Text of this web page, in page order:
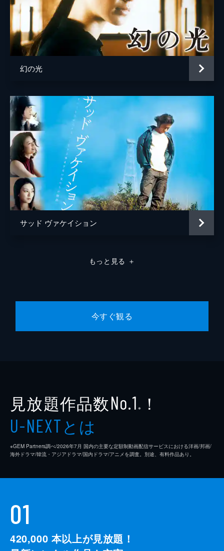
幻の光
サッド ヴァケイション
もっと見る ＋
今すぐ観る
見放題作品数No.1 ※ ！
U-NEXTとは
※GEM Partners調べ/2026年7⽉ 国内の主要な定額制動画配信サービスにおける洋画/邦画/
海外ドラマ/韓流・アジアドラマ/国内ドラマ/アニメを調査。別途、有料作品あり。
01
420,000 本以上が見放題！